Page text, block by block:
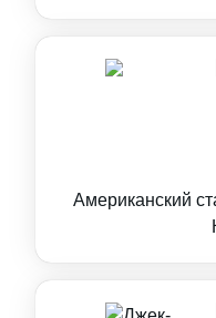
Американский